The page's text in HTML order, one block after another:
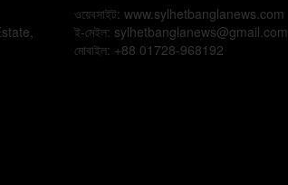
ওয়েবসাইট: www.sylhetbanglanews.com
ই-মেইল: sylhetbanglanews@gmail.com
মোবাইল: +88 01728-968192